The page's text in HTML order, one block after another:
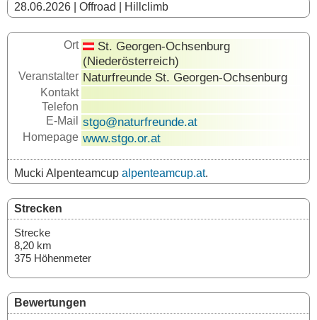
28.06.2026 | Offroad | Hillclimb
Ort
St. Georgen-Ochsenburg
(Niederösterreich)
Veranstalter Naturfreunde St. Georgen-Ochsenburg
Kontakt
Telefon
E-Mail
stgo@naturfreunde.at
Homepage www.stgo.or.at
Mucki Alpenteamcup alpenteamcup.at.
Strecken
Strecke
8,20 km
375 Höhenmeter
Bewertungen